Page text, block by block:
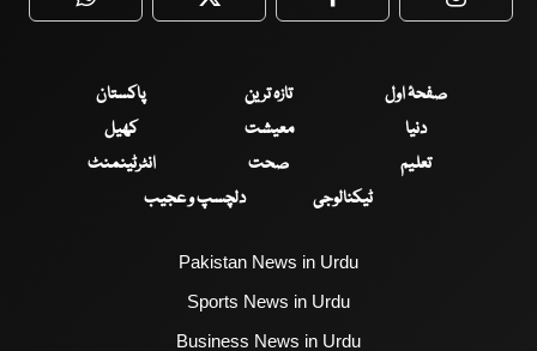
WhatsApp Twitter Facebook
صفحۂ اول تازہ ترین
پاکستان
دنیا
معیشت
کھیل
تعلیم
صحت
انٹرٹینمنٹ
ٹیکنالوجی
دلچسپ و عجیب
Pakistan News in Urdu
Sports News in Urdu
Business News in Urdu